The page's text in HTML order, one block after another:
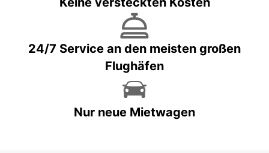
24/7 Service an den meisten großen
Flughäfen
Nur neue Mietwagen